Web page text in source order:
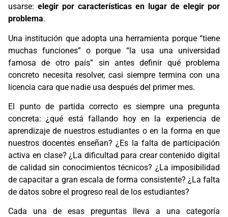
usarse: elegir por características en lugar de elegir por
problema.
Una institución que adopta una herramienta porque “tiene
muchas funciones” o porque “la usa una universidad
famosa de otro país” sin antes definir qué problema
concreto necesita resolver, casi siempre termina con una
licencia cara que nadie usa después del primer mes.
El punto de partida correcto es siempre una pregunta
concreta: ¿qué está fallando hoy en la experiencia de
aprendizaje de nuestros estudiantes o en la forma en que
nuestros docentes enseñan? ¿Es la falta de participación
activa en clase? ¿La dificultad para crear contenido digital
de calidad sin conocimientos técnicos? ¿La imposibilidad
de capacitar a gran escala de forma consistente? ¿La falta
de datos sobre el progreso real de los estudiantes?
Cada una de esas preguntas lleva a una categoría